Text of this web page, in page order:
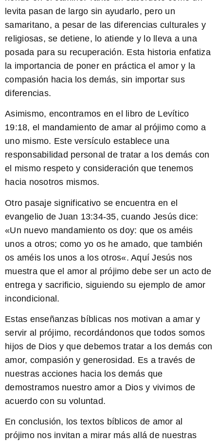
levita pasan de largo sin ayudarlo, pero un
samaritano, a pesar de las diferencias culturales y
religiosas, se detiene, lo atiende y lo lleva a una
posada para su recuperación. Esta historia enfatiza
la importancia de poner en práctica el amor y la
compasión hacia los demás, sin importar sus
diferencias.
Asimismo, encontramos en el libro de Levítico
19:18, el mandamiento de amar al prójimo como a
uno mismo. Este versículo establece una
responsabilidad personal de tratar a los demás con
el mismo respeto y consideración que tenemos
hacia nosotros mismos.
Otro pasaje significativo se encuentra en el
evangelio de Juan 13:34-35, cuando Jesús dice:
«Un nuevo mandamiento os doy: que os améis
unos a otros; como yo os he amado, que también
os améis los unos a los otros«. Aquí Jesús nos
muestra que el amor al prójimo debe ser un acto de
entrega y sacrificio, siguiendo su ejemplo de amor
incondicional.
Estas enseñanzas bíblicas nos motivan a amar y
servir al prójimo, recordándonos que todos somos
hijos de Dios y que debemos tratar a los demás con
amor, compasión y generosidad. Es a través de
nuestras acciones hacia los demás que
demostramos nuestro amor a Dios y vivimos de
acuerdo con su voluntad.
En conclusión, los textos bíblicos de amor al
prójimonos invitan a mirar más allá de nuestras